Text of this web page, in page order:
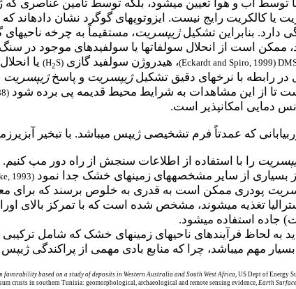
توسط آب و هوا تعیین می­شود، بلکه توسط تأمین عناصری که
یا کالکریت رایج نیست. ایزوتوپ­های گوگرد نشان
دارد. بنابراین تشکیلژیپسریت، مستقیماً به چرخه
است از انحلال سولفات­ها یا سولفیدهای موجود در
(
Eckardt and Spiro, 1999
)، هیدروژن سولفید گازی (
H2S
) یا
در رابطه با نرخ­های دقیق تشکیلژیپسریت و پاسخژیپسریت
تا از این مشاهدات به شرایط محیط قدیمه پی برده شود (
دمایی امکان­پذیر است.
بسیاری از سایر مشخصه­های زمین­های خشک جدا نمود (
1993
پودری ممکن است به قدری به خلوص برسند که برای
تغذیه می­شوند، مشخص شده است که با تمرکز بالای
جاده استفاده می­شود.
به لحاظ فرآیندهای ناحیه­ای زمین­های خشک که شامل
مهم می­باشد، چرا که منابع بادی مهمی از پراکندگی ژیپس
based on a study of deposits in Western Australia and South West Africa , US Dept of Energy
crusts in southern Tunisia: geomorphological, archaeological and remote sensing evidence, Earth